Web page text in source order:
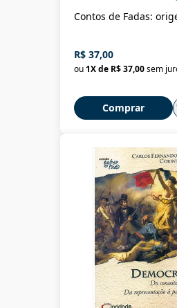
Contos de Fadas:
R$ 37,00
ou1X de R$ 37,00sem
Comprar